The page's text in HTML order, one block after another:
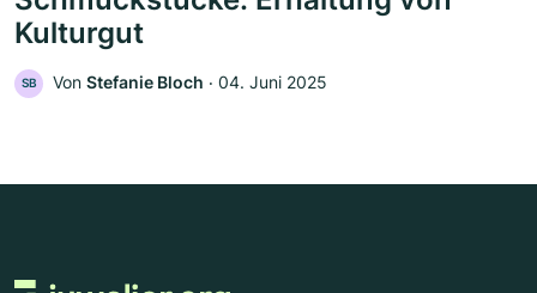
Kulturgut
SB Von Stefanie Bloch ‧ 04. Juni 2025